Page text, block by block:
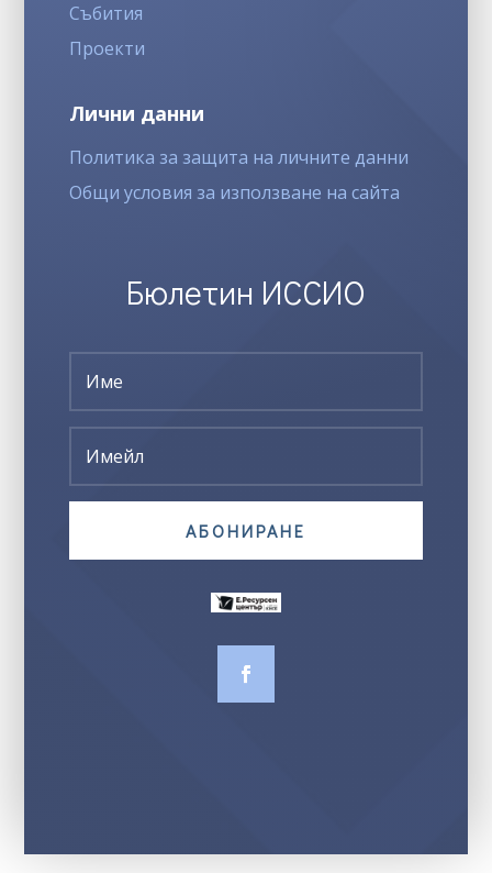
Събития
Проекти
Лични данни
Политика за защита на личните данни
Общи условия за използване на сайта
Бюлетин ИССИО
АБОНИРАНЕ